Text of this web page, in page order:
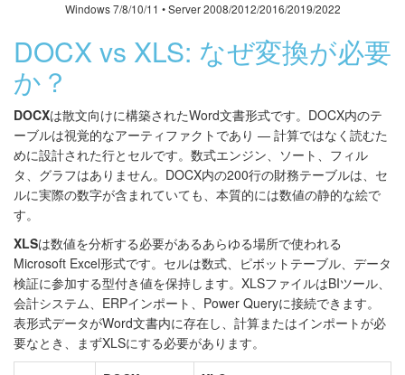
Windows 7/8/10/11 • Server 2008/2012/2016/2019/2022
DOCX vs XLS: なぜ変換が必要
か？
DOCXは散文向けに構築されたWord文書形式です。DOCX内のテ
ーブルは視覚的なアーティファクトであり — 計算ではなく読むた
めに設計された行とセルです。数式エンジン、ソート、フィル
タ、グラフはありません。DOCX内の200行の財務テーブルは、セ
ルに実際の数字が含まれていても、本質的には数値の静的な絵で
す。
XLSは数値を分析する必要があるあらゆる場所で使われる
Microsoft Excel形式です。セルは数式、ピボットテーブル、データ
検証に参加する型付き値を保持します。XLSファイルはBIツール、
会計システム、ERPインポート、Power Queryに接続できます。
表形式データがWord文書内に存在し、計算またはインポートが必
要なとき、まずXLSにする必要があります。